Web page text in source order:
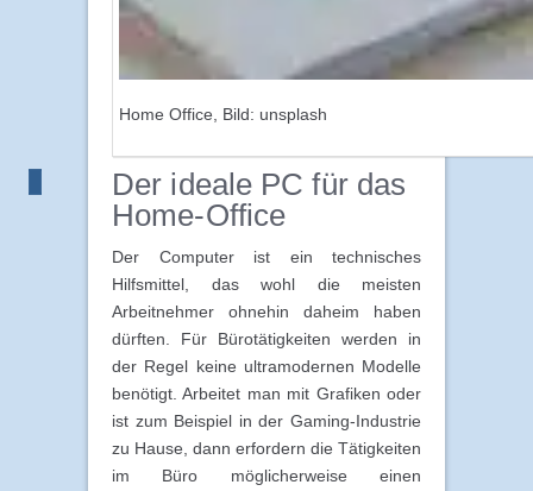
Home Office, Bild: unsplash
Der ideale PC für das
Home-Office
Der Computer ist ein technisches
Hilfsmittel, das wohl die meisten
Arbeitnehmer ohnehin daheim haben
dürften. Für Bürotätigkeiten werden in
der Regel keine ultramodernen Modelle
benötigt. Arbeitet man mit Grafiken oder
ist zum Beispiel in der Gaming-Industrie
zu Hause, dann erfordern die Tätigkeiten
im Büro möglicherweise einen